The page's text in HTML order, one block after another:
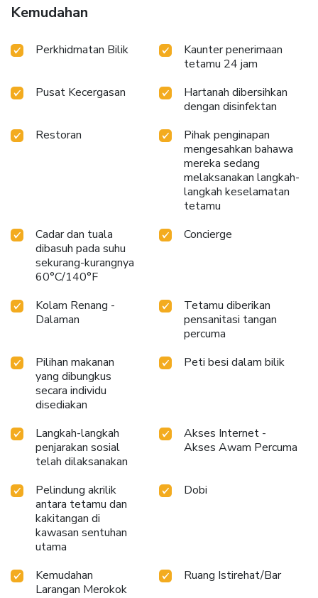
Kemudahan
Perkhidmatan Bilik
Kaunter penerimaan
tetamu 24 jam
Pusat Kecergasan
Hartanah dibersihkan
dengan disinfektan
Restoran
Pihak penginapan
mengesahkan bahawa
mereka sedang
melaksanakan langkah-
langkah keselamatan
tetamu
Cadar dan tuala
dibasuh pada suhu
sekurang-kurangnya
60°C/140°F
Concierge
Kolam Renang -
Dalaman
Tetamu diberikan
pensanitasi tangan
percuma
Pilihan makanan
yang dibungkus
secara individu
disediakan
Peti besi dalam bilik
Langkah-langkah
penjarakan sosial
telah dilaksanakan
Akses Internet -
Akses Awam Percuma
Pelindung akrilik
antara tetamu dan
kakitangan di
kawasan sentuhan
utama
Dobi
Kemudahan
Larangan Merokok
Ruang Istirehat/Bar